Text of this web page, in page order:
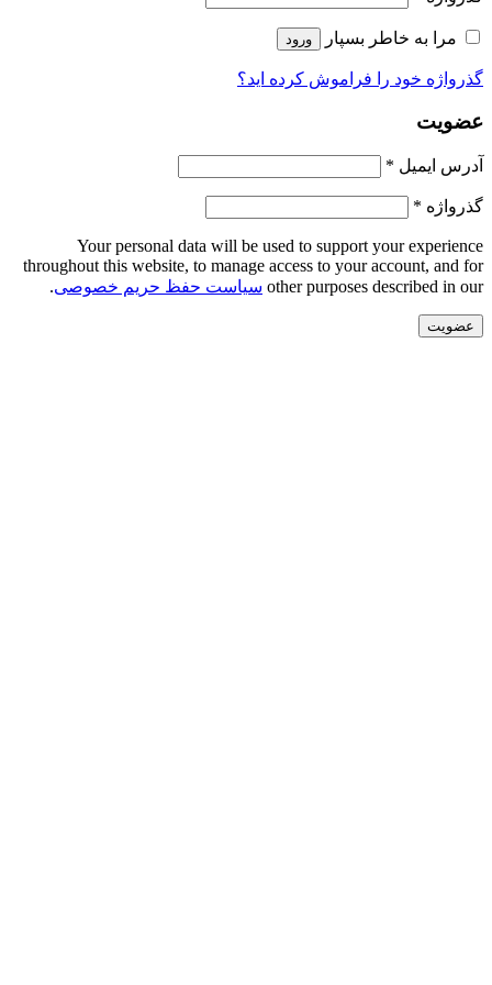
مرا به خاطر بسپار ورود
خود را فراموش کرده اید؟
ایمیل*الزامی
*الزامی
Your personal data will be used to support your
throughout this website, to manage access to your account,
other purposes described سیاست حفظ حریم خصوصی.